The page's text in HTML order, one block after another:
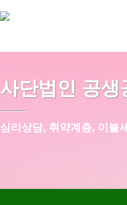
사단법인 공생
심리상담, 취약계층, 이불